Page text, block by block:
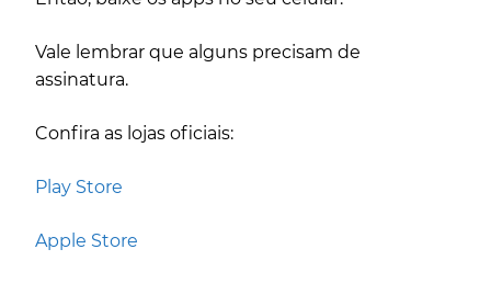
Vale lembrar que alguns precisam de
assinatura.
Confira as lojas oficiais:
Play Store
Apple Store